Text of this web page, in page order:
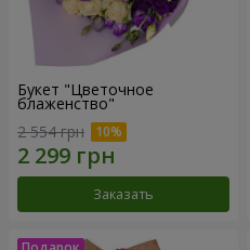
Букет "Цветочное
блаженство"
2 554 грн
Заказать